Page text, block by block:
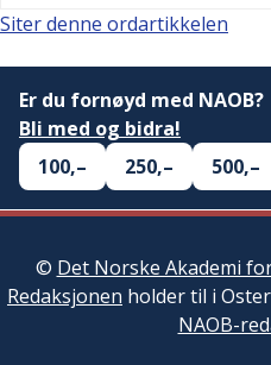
Siter denne ordartikkelen
Er du fornøyd med NAOB?
Bli med og bidra!
100,–
250,– 500,–
© Det Norske Akademi
Redaksjonen holder til i
NAOB-